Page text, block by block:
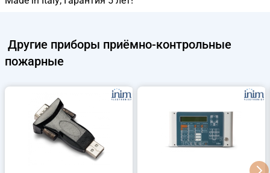
Другие приборы приёмно-контрольные
пожарные